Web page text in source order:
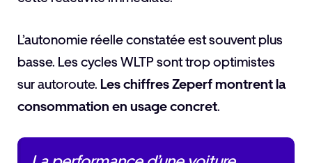
L’autonomie réelle constatée est souvent plus
basse. Les cycles WLTP sont trop optimistes
sur autoroute. Les chiffres Zeperf montrent la
consommation en usage concret.